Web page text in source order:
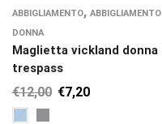
ABBIGLIAMENTO, ABBIGLIAMENTO
DONNA
Maglietta vickland donna
trespass
€12,00 €7,20